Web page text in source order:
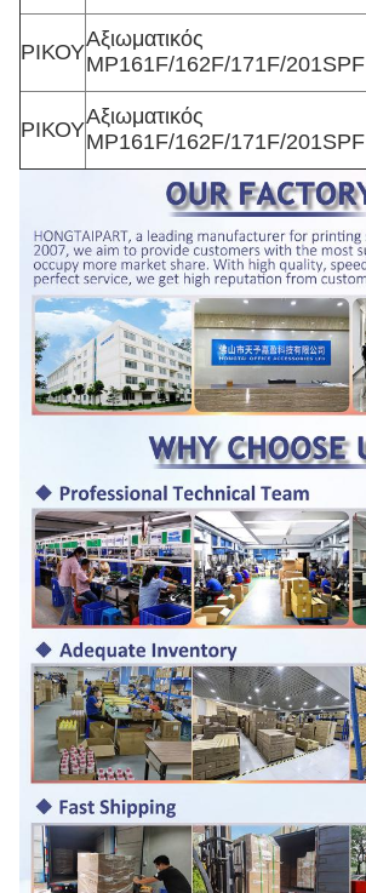
ΡΙΚΟΥ
Αξιωματικός
MP161F/162F/171F/201SPF
ΡΙΚΟΥ
Αξιωματικός
MP161F/162F/171F/201SPF